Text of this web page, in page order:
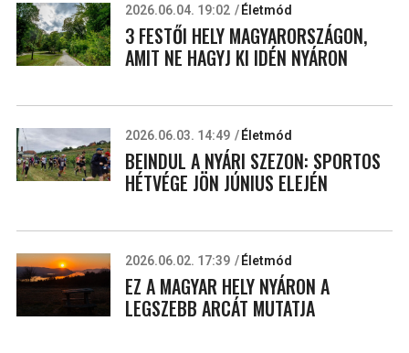
2026.06.04. 19:02 Életmód
3 FESTŐI HELY MAGYARORSZÁGON,
AMIT NE HAGYJ KI IDÉN NYÁRON
2026.06.03. 14:49 Életmód
BEINDUL A NYÁRI SZEZON: SPORTOS
HÉTVÉGE JÖN JÚNIUS ELEJÉN
2026.06.02. 17:39 Életmód
EZ A MAGYAR HELY NYÁRON A
LEGSZEBB ARCÁT MUTATJA